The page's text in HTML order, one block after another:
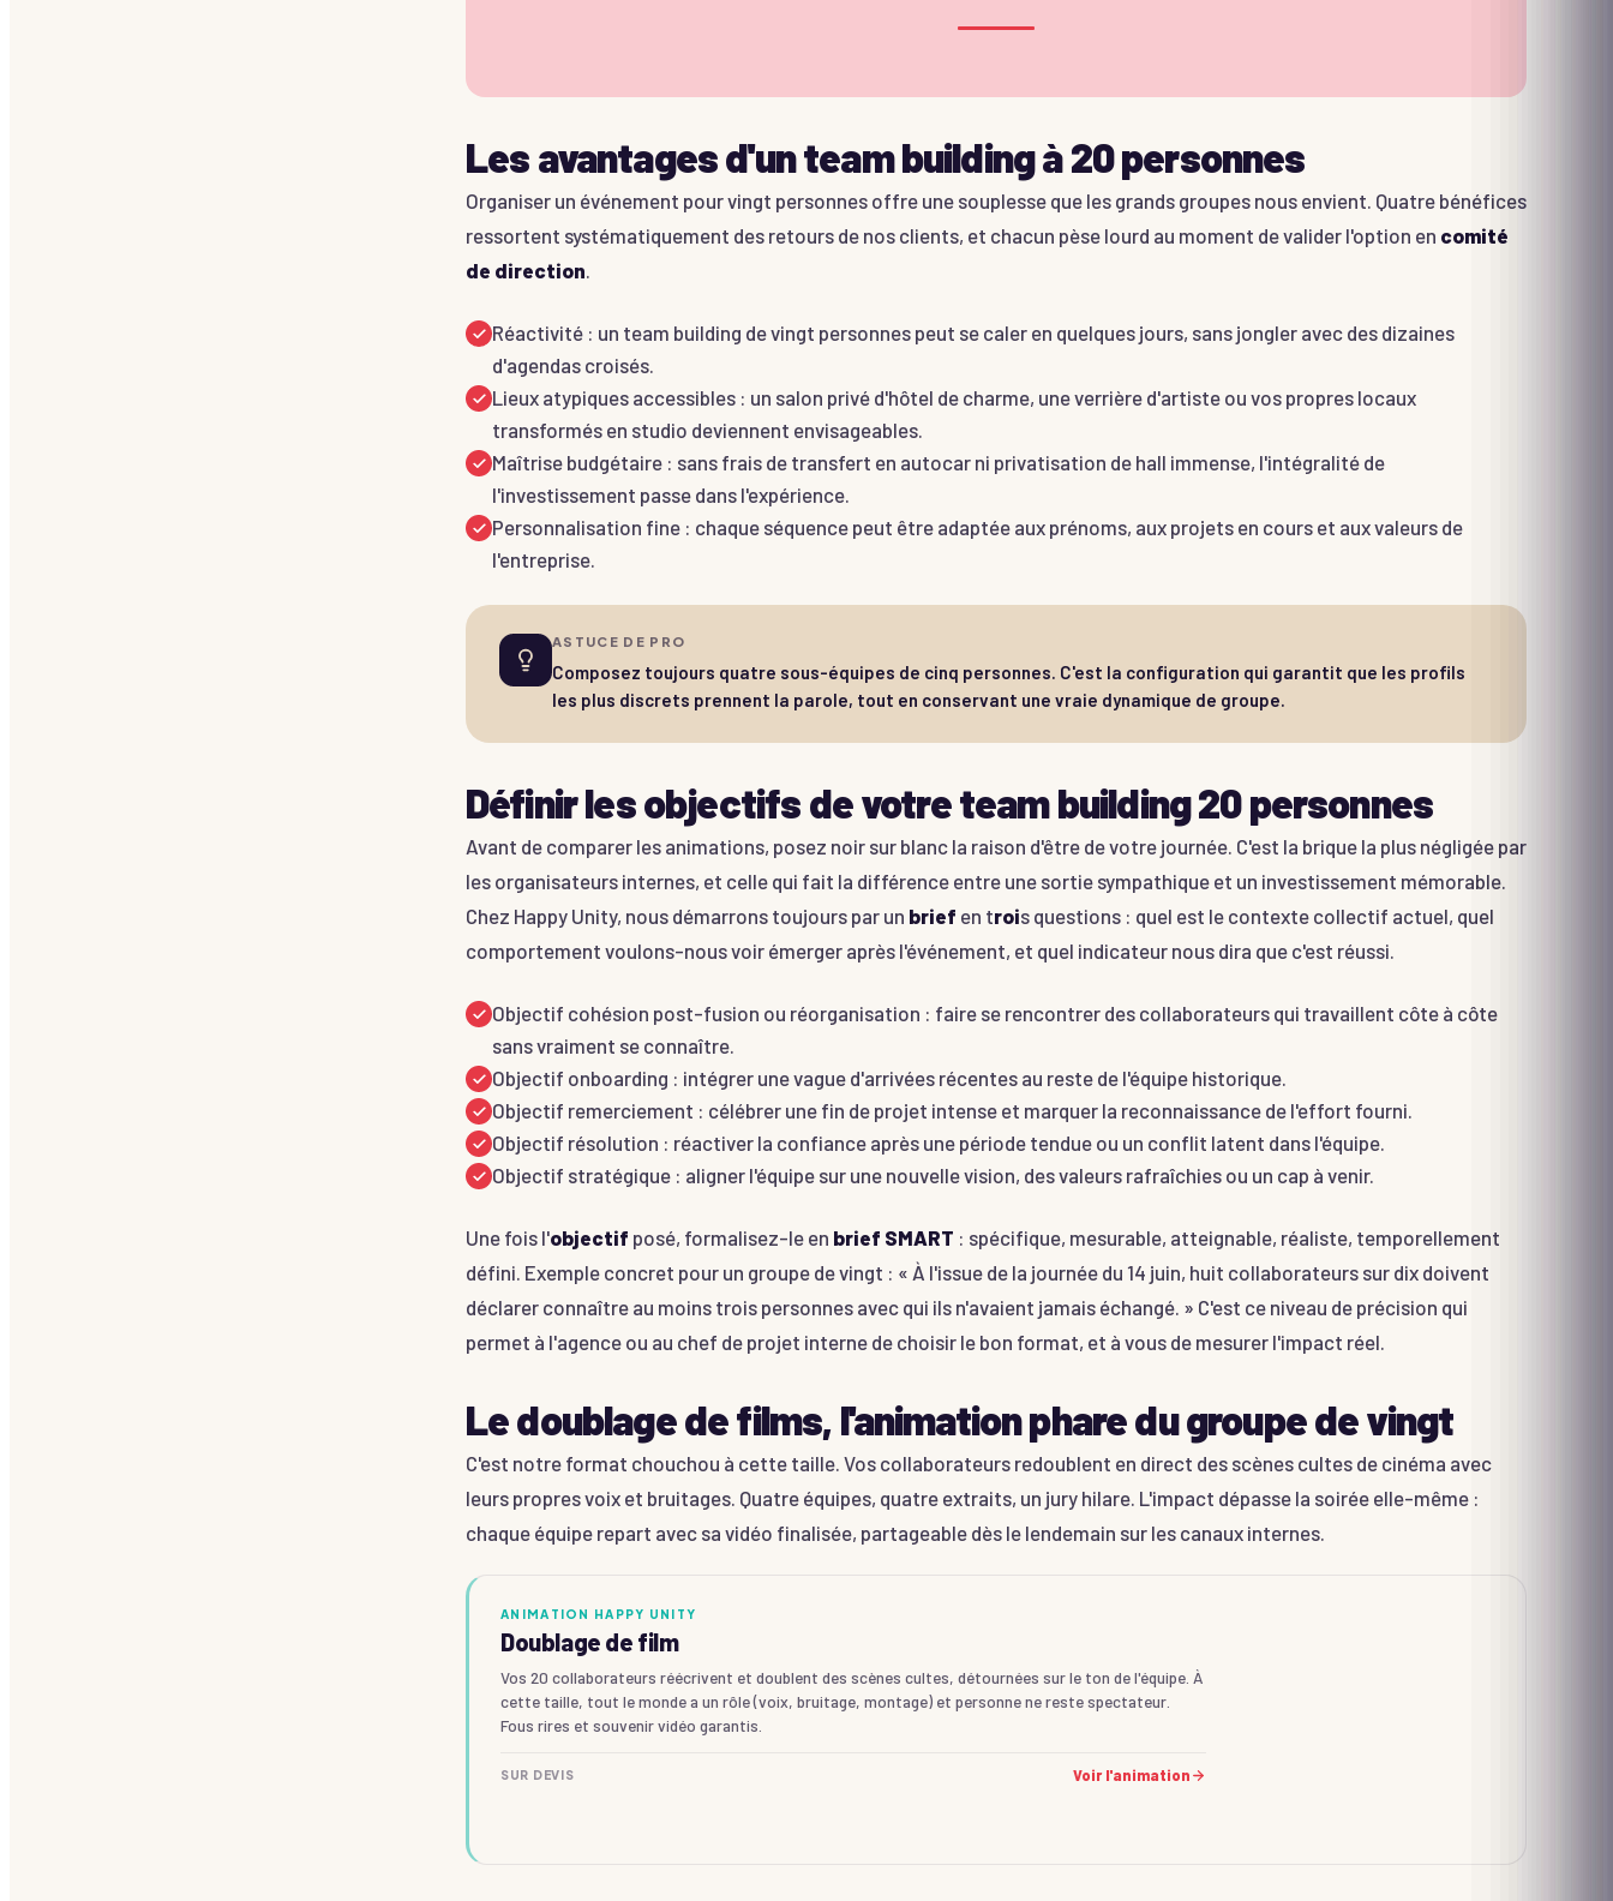
Les avantages d'un team building à 20 personnes
Organiser un événement pour vingt personnes offre une souplesse que les grands groupes nous envient. Quatre bénéfices
ressortent systématiquement des retours de nos clients, et chacun pèse lourd au moment de valider l'option en comité
de direction.
Réactivité : un team building de vingt personnes peut se caler en quelques jours, sans jongler avec des dizaines
d'agendas croisés.
Lieux atypiques accessibles : un salon privé d'hôtel de charme, une verrière d'artiste ou vos propres locaux
transformés en studio deviennent envisageables.
Maîtrise budgétaire : sans frais de transfert en autocar ni privatisation de hall immense, l'intégralité de
l'investissement passe dans l'expérience.
Personnalisation fine : chaque séquence peut être adaptée aux prénoms, aux projets en cours et aux valeurs de
l'entreprise.
ASTUCE DE PRO
Composez toujours quatre sous-équipes de cinq personnes. C'est la configuration qui garantit que les profils
les plus discrets prennent la parole, tout en conservant une vraie dynamique de groupe.
Définir les objectifs de votre team building 20 personnes
Avant de comparer les animations, posez noir sur blanc la raison d'être de votre journée. C'est la brique la plus négligée par
les organisateurs internes, et celle qui fait la différence entre une sortie sympathique et un investissement mémorable.
Chez Happy Unity, nous démarrons toujours par un brief en trois questions : quel est le contexte collectif actuel, quel
comportement voulons-nous voir émerger après l'événement, et quel indicateur nous dira que c'est réussi.
Objectif cohésion post-fusion ou réorganisation : faire se rencontrer des collaborateurs qui travaillent côte à côte
sans vraiment se connaître.
Objectif onboarding : intégrer une vague d'arrivées récentes au reste de l'équipe historique.
Objectif remerciement : célébrer une fin de projet intense et marquer la reconnaissance de l'effort fourni.
Objectif résolution : réactiver la confiance après une période tendue ou un conflit latent dans l'équipe.
Objectif stratégique : aligner l'équipe sur une nouvelle vision, des valeurs rafraîchies ou un cap à venir.
Une fois l'objectif posé, formalisez-le en brief SMART : spécifique, mesurable, atteignable, réaliste, temporellement
défini. Exemple concret pour un groupe de vingt : « À l'issue de la journée du 14 juin, huit collaborateurs sur dix doivent
déclarer connaître au moins trois personnes avec qui ils n'avaient jamais échangé. » C'est ce niveau de précision qui
permet à l'agence ou au chef de projet interne de choisir le bon format, et à vous de mesurer l'impact réel.
Le doublage de films, l'animation phare du groupe de vingt
C'est notre format chouchou à cette taille. Vos collaborateurs redoublent en direct des scènes cultes de cinéma avec
leurs propres voix et bruitages. Quatre équipes, quatre extraits, un jury hilare. L'impact dépasse la soirée elle-même :
chaque équipe repart avec sa vidéo finalisée, partageable dès le lendemain sur les canaux internes.
ANIMATION HAPPY UNITY
Doublage de film
Vos 20 collaborateurs réécrivent et doublent des scènes cultes, détournées sur le ton de l'équipe. À
cette taille, tout le monde a un rôle (voix, bruitage, montage) et personne ne reste spectateur.
Fous rires et souvenir vidéo garantis.
SUR DEVIS Voir l'animation